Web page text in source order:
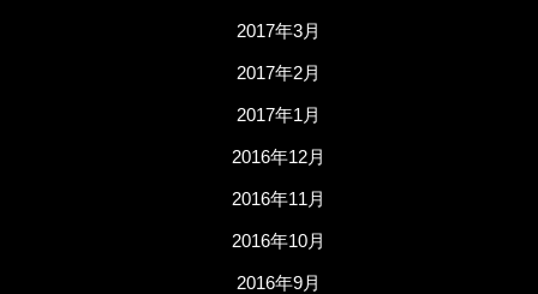
2017年3月
2017年2月
2017年1月
2016年12月
2016年11月
2016年10月
2016年9月